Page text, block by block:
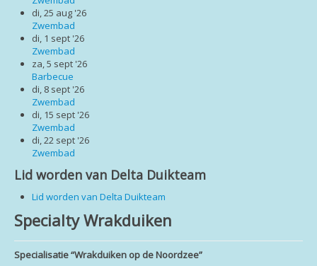
di, 25 aug '26
Zwembad
di, 1 sept '26
Zwembad
za, 5 sept '26
Barbecue
di, 8 sept '26
Zwembad
di, 15 sept '26
Zwembad
di, 22 sept '26
Zwembad
Lid worden van Delta Duikteam
Lid worden van Delta Duikteam
Specialty Wrakduiken
Specialisatie “Wrakduiken op de Noordzee”